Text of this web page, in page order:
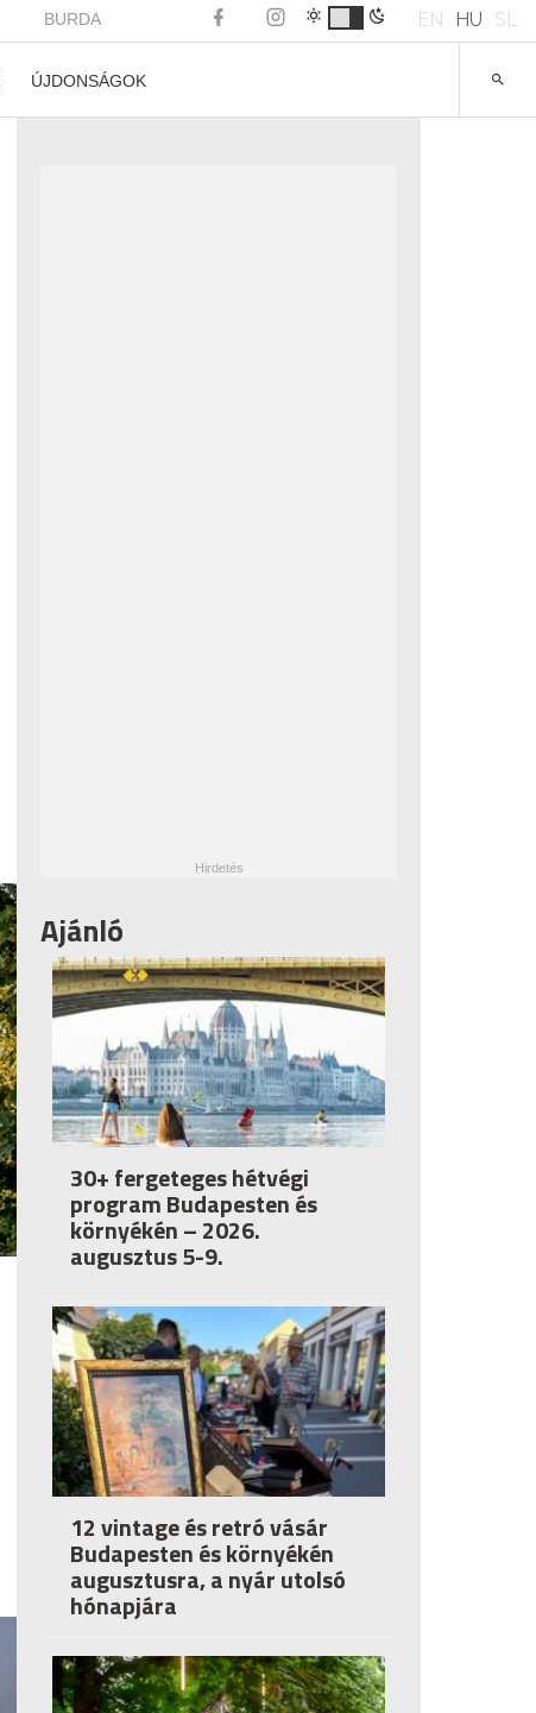
BURDA EN HU SL
ÚJDONSÁGOK
Ajánló
30+ fergeteges hétvégi
program Budapesten és
környékén – 2026.
augusztus 5-9.
12 vintage és retró vásár
Budapesten és környékén
augusztusra, a nyár utolsó
hónapjára